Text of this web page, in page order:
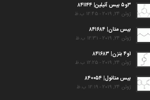
۳و۵ بیس آنیلین| ۸۴۱۱۴۴
ژوئن 24, 2019 - 12:45 ب.ظ
بیس متان| ۸۴۱۶۸۴
ژوئن 24, 2019 - 12:31 ب.ظ
۱و۴ بنزن| ۸۴۱۶۸۳
ژوئن 24, 2019 - 12:25 ب.ظ
بیس متانول| ۸۴۰۰۵۴
ژوئن 24, 2019 - 12:19 ب.ظ